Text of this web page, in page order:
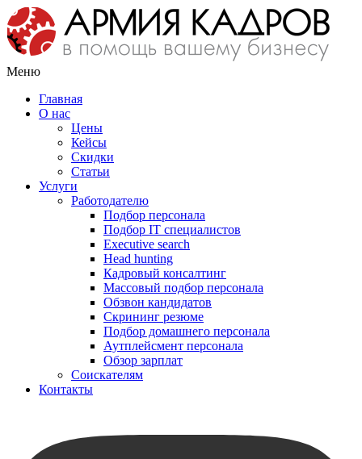
Меню
Главная
О нас
Цены
Кейсы
Скидки
Статьи
Услуги
Работодателю
Подбор персонала
Подбор IT специалистов
Еxecutive search
Head hunting
Кадровый консалтинг
Массовый подбор персонала
Обзвон кандидатов
Скрининг резюме
Подбор домашнего персонала
Аутплейсмент персонала
Обзор зарплат
Соискателям
Контакты